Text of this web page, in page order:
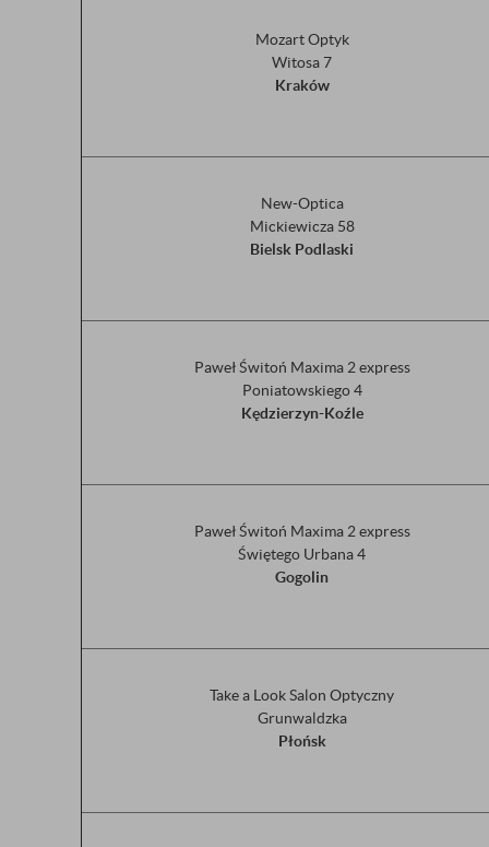
Mozart Optyk
Witosa 7
Kraków
New-Optica
Mickiewicza 58
Bielsk Podlaski
Paweł Świtoń Maxima 2 express
Poniatowskiego 4
Kędzierzyn-Koźle
Paweł Świtoń Maxima 2 express
Świętego Urbana 4
Gogolin
Take a Look Salon Optyczny
Grunwaldzka
Płońsk